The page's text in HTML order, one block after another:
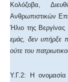
Κολόζοβα,
Ανθρωπιστικών
Ήλιο της
εμάς, δεν υπήρξε
ούτε του
Υ.Γ.2: Η ονομασία